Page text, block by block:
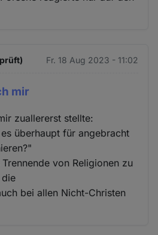
Fr. 18 Aug 2023 - 11:02
mir
zuallererst stellte:
überhaupt für angebracht
von Religionen zu
bei allen Nicht-Christen